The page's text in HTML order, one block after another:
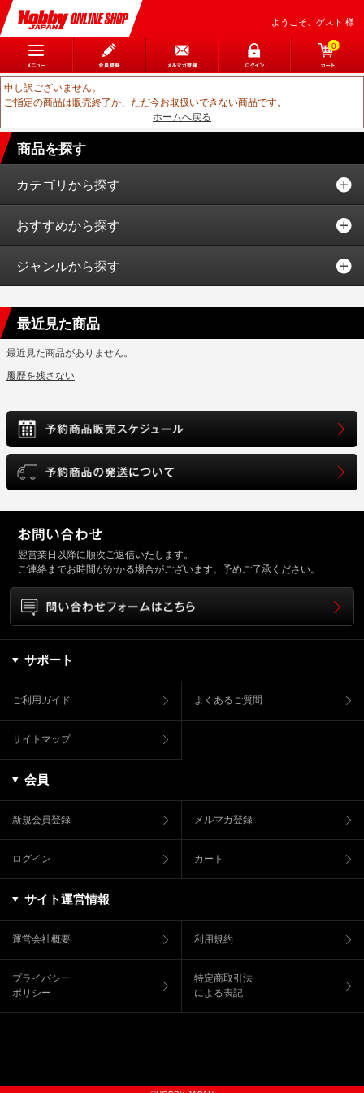
ようこそ、ゲスト 様
0
申し訳ございません。
ご指定の商品は販売終了か、ただ今お取扱いできない商品です。
ホームへ戻る
商品を探す
カテゴリから探す
おすすめから探す
ジャンルから探す
最近見た商品
最近見た商品がありません。
履歴を残さない
翌営業日以降に順次ご返信いたします。
ご連絡までお時間がかかる場合がございます。予めご了承ください。
サポート
ご利用ガイド よくあるご質問
サイトマップ
会員
新規会員登録 メルマガ登録
ログイン カート
サイト運営情報
運営会社概要 利用規約
プライバシー
ポリシー
特定商取引法
による表記